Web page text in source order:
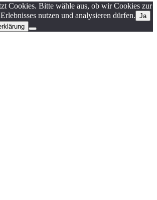
Cookies. Bitte wähle aus, ob wir Cookies zur
nutzen und analysieren dürfen. Ja